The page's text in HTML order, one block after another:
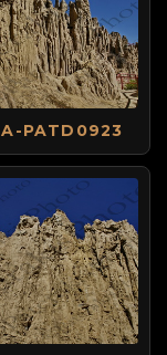
PATD0923